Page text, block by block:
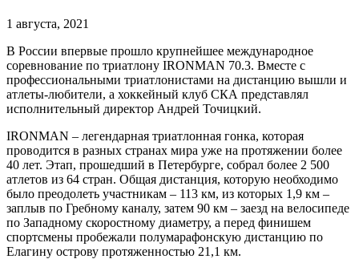
1 августа, 2021
В России впервые прошло крупнейшее международное
соревнование по триатлону IRONMAN 70.3. Вместе с
профессиональными триатлонистами на дистанцию вышли и
атлеты-любители, а хоккейный клуб СКА представлял
исполнительный директор Андрей Точицкий.
IRONMAN – легендарная триатлонная гонка, которая
проводится в разных странах мира уже на протяжении более
40 лет. Этап, прошедший в Петербурге, собрал более 2 500
атлетов из 64 стран. Общая дистанция, которую необходимо
было преодолеть участникам – 113 км, из которых 1,9 км –
заплыв по Гребному каналу, затем 90 км – заезд на велосипеде
по Западному скоростному диаметру, а перед финишем
спортсмены пробежали полумарафонскую дистанцию по
Елагину острову протяженностью 21,1 км.